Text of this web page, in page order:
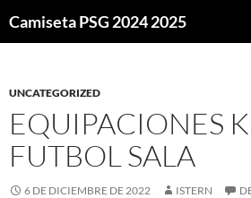
Camiseta PSG 2024 2025
UNCATEGORIZED
EQUIPACIONES
FUTBOL SALA
6 DE DICIEMBRE DE 2022 ISTERN